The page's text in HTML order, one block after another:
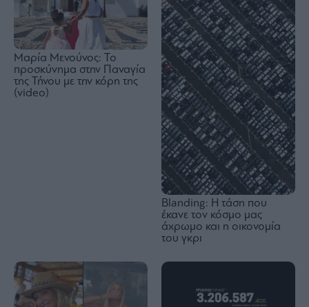
Μαρία Μενούνος: Το
προσκύνημα στην Παναγία
της Τήνου με την κόρη της
(video)
Blanding: Η τάση που
έκανε τον κόσμο μας
άχρωμο και η οικονομία
του γκρι